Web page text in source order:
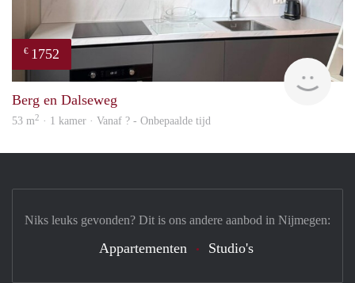
€ 1752
Next
Berg en Dalseweg
53 m2 · 1 kamer · Vanaf ? - Onbepaalde tijd
Niks leuks gevonden? Dit is ons andere aanbod in Nijmegen:
Appartementen Studio's